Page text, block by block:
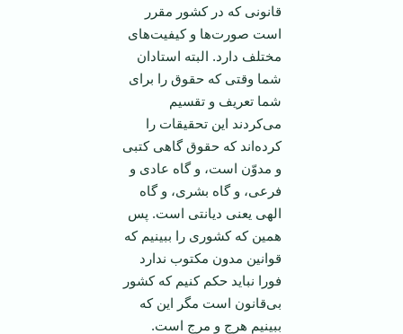
قانونی که در کشور مقرر
است صورت‌ها و کیفیت‌های
مختلف دارد. البته استادان
شما وقتی که حقوق را برای
شما تعریف و تقسیم
می‌کردند این تحقیقات را
کرده‌اند که حقوق گاهی کتبی
و مدوّن است، و گاه عادی و
فرعی، و گاه بشری، و گاه
الهی یعنی دیانتی است. پس
همین که کشوری را ببینیم که
قوانین مدون مکتوب ندارد
فورا نباید حکم کنیم که کشور
بی‌قانون است مگر این که
ببینیم هرج و مرج است.